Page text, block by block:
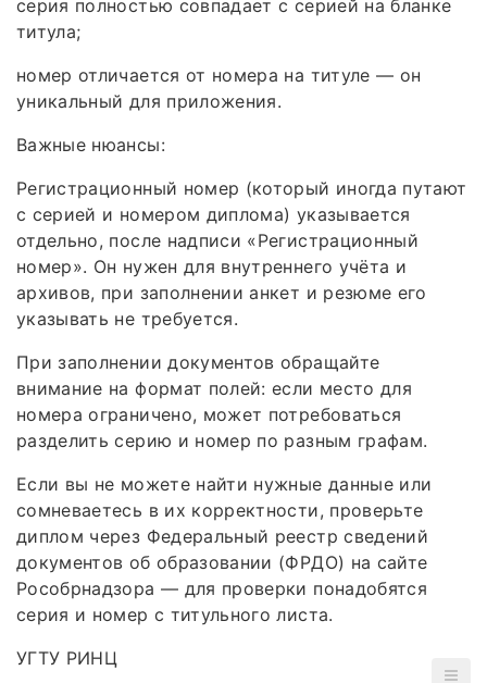
серия полностью совпадает с серией на бланке
титула;
номер отличается от номера на титуле — он
уникальный для приложения.
Важные нюансы:
Регистрационный номер (который иногда путают
с серией и номером диплома) указывается
отдельно, после надписи «Регистрационный
номер». Он нужен для внутреннего учёта и
архивов, при заполнении анкет и резюме его
указывать не требуется.
При заполнении документов обращайте
внимание на формат полей: если место для
номера ограничено, может потребоваться
разделить серию и номер по разным графам.
Если вы не можете найти нужные данные или
сомневаетесь в их корректности, проверьте
диплом через Федеральный реестр сведений
документов об образовании (ФРДО) на сайте
Рособрнадзора — для проверки понадобятся
серия и номер с титульного листа.
УГТУ РИНЦ